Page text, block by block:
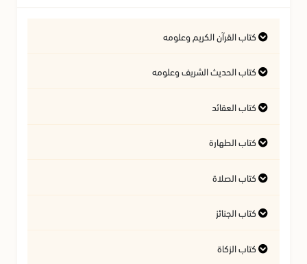
كتاب القرآن الكريم وعلومه
التفسير وعلوم القرآن
فتاوى متعلقة بالقرآن الكريم
آداب تلاوة القرآن الكريم
كتاب الحديث الشريف وعلومه
فتاوى متعلقة بالحديث الشريف
أسئلة في السيرة النبوية
كتاب العقائد
المسائل المتعلقة بالعقيدة
كتاب الطهارة
أحكام المياه
النجاسات وأحكامها
آداب قضاء الحاجة
كتاب الصلاة
أهمية الصلاة
الأذان والإقامة
كتاب الجنائز
أحكام الجنائز
كتاب الزكاة